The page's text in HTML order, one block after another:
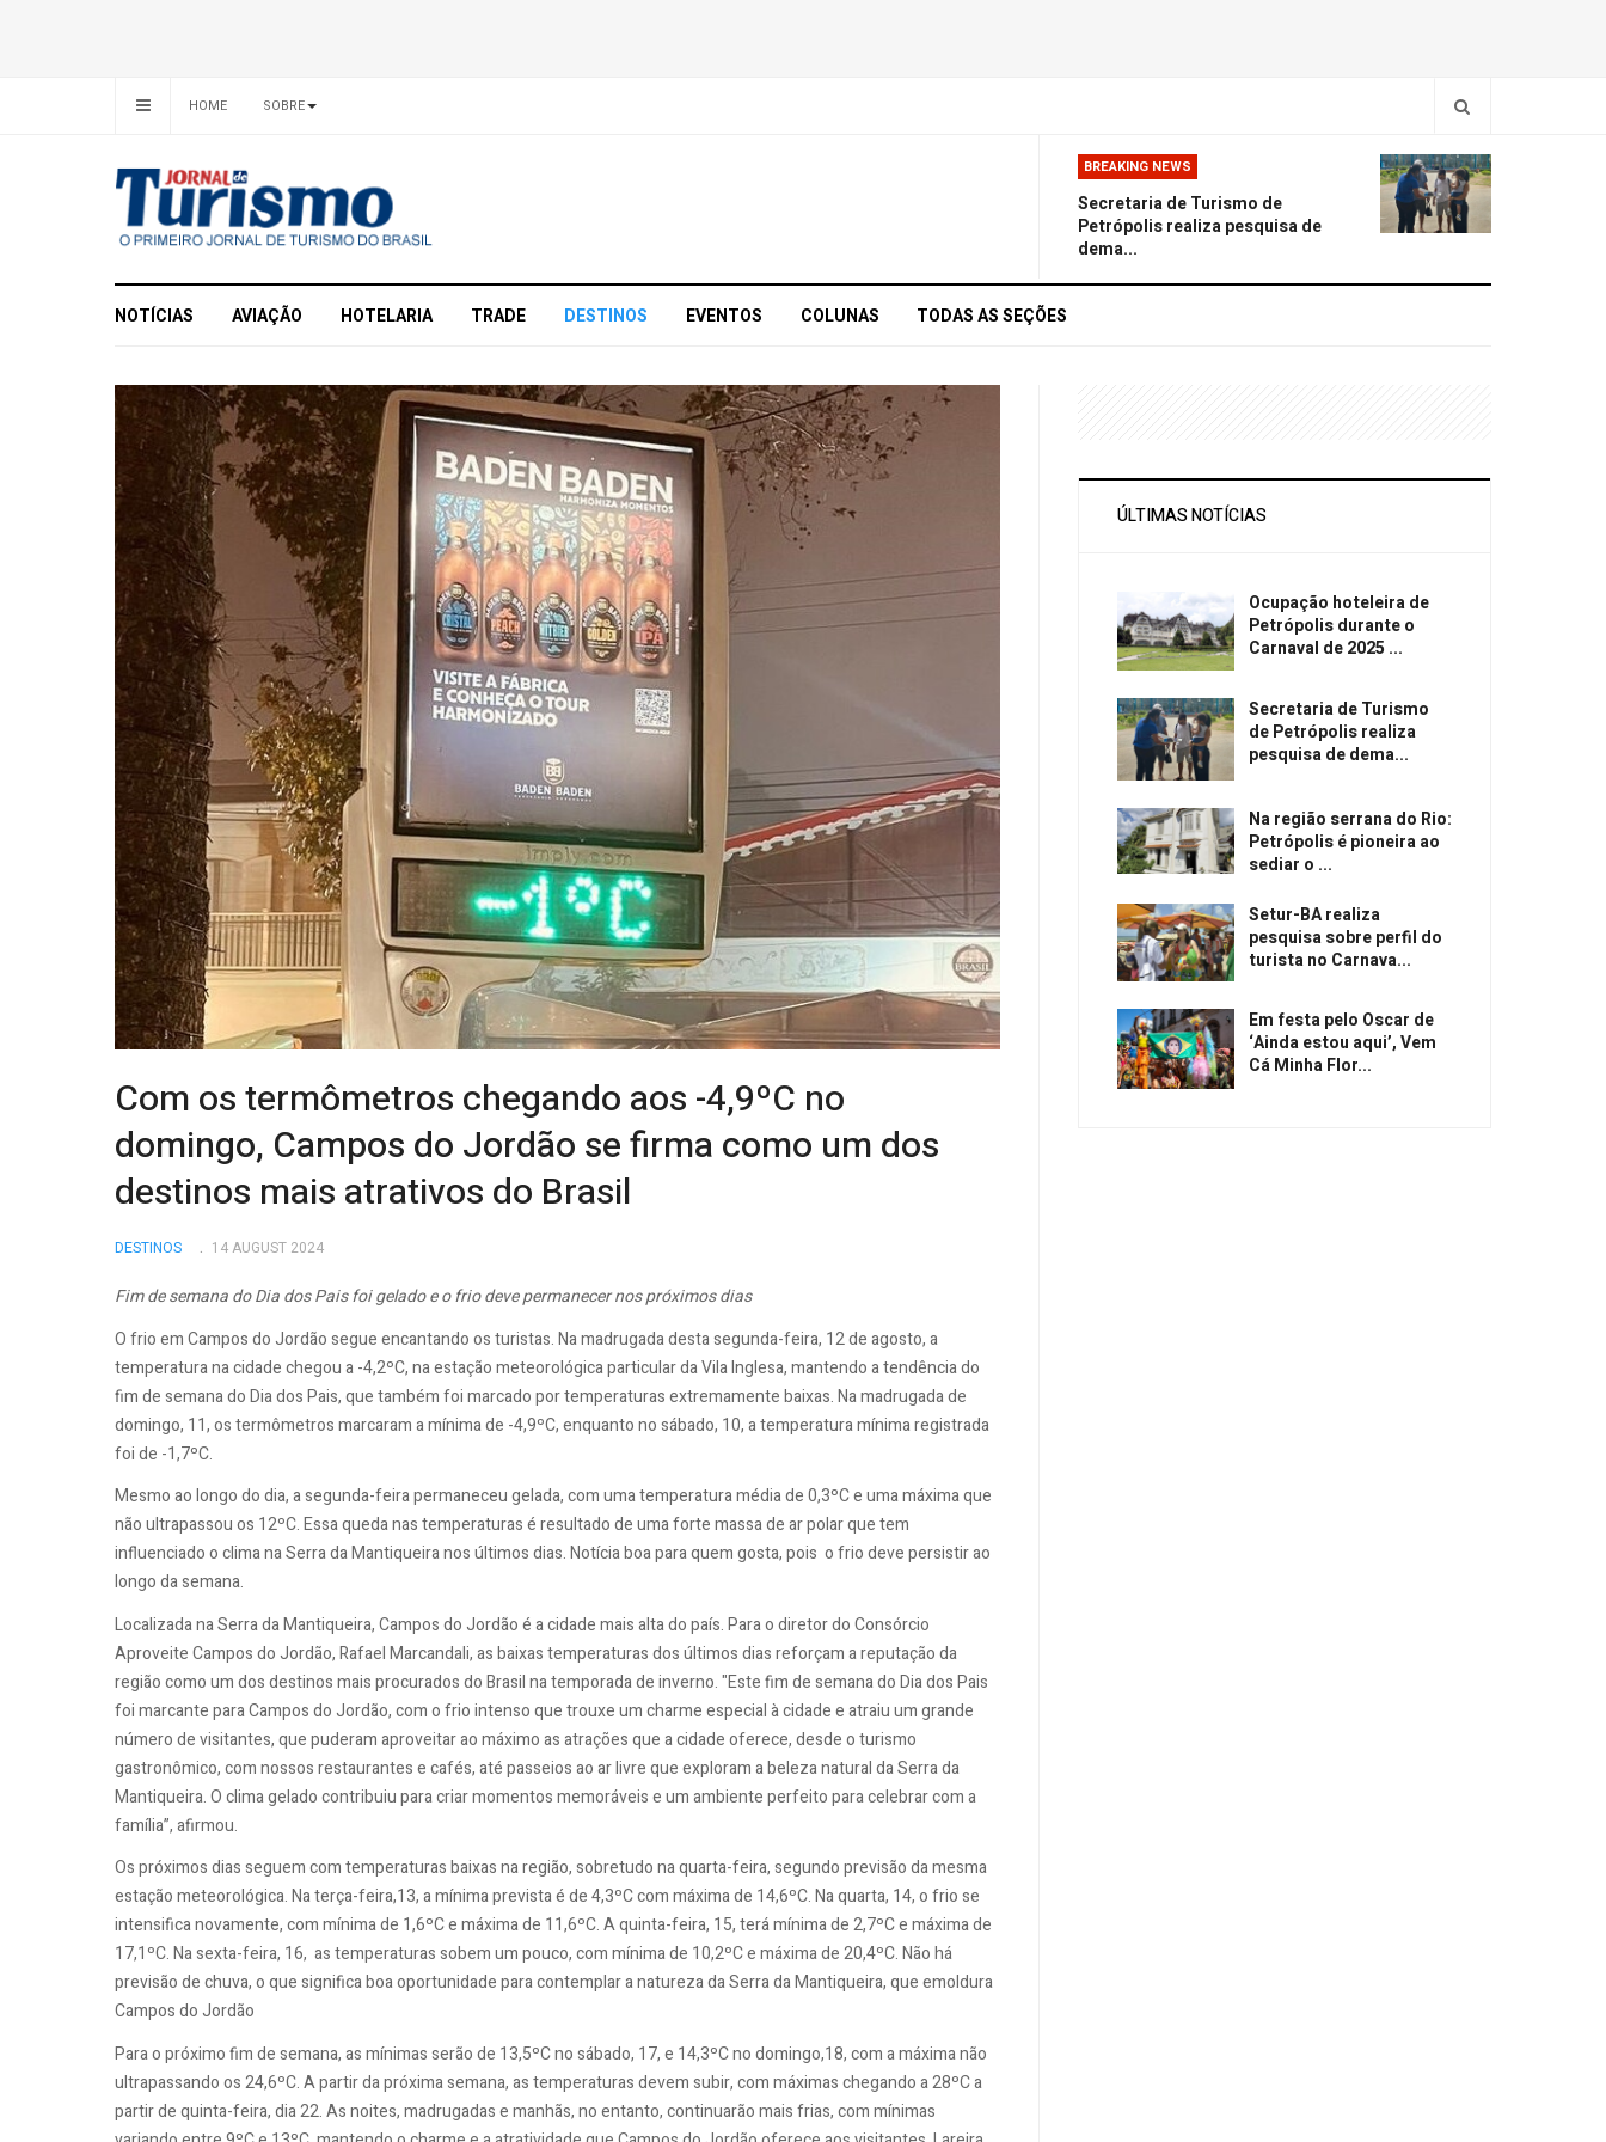
HOME SOBRE
BREAKING NEWS
Secretaria de Turismo de
Petrópolis realiza pesquisa de
dema...
NOTÍCIAS AVIAÇÃO HOTELARIA TRADE DESTINOS EVENTOS COLUNAS TODAS AS SEÇÕES
Com os termômetros chegando aos -4,9ºC no
domingo, Campos do Jordão se firma como um dos
destinos mais atrativos do Brasil
DESTINOS 14 AUGUST 2024
Fim de semana do Dia dos Pais foi gelado e o frio deve permanecer nos próximos dias
O frio em Campos do Jordão segue encantando os turistas. Na madrugada desta segunda-feira, 12 de agosto, a
temperatura na cidade chegou a -4,2ºC, na estação meteorológica particular da Vila Inglesa, mantendo a tendência do
fim de semana do Dia dos Pais, que também foi marcado por temperaturas extremamente baixas. Na madrugada de
domingo, 11, os termômetros marcaram a mínima de -4,9ºC, enquanto no sábado, 10, a temperatura mínima registrada
foi de -1,7ºC.
Mesmo ao longo do dia, a segunda-feira permaneceu gelada, com uma temperatura média de 0,3ºC e uma máxima que
não ultrapassou os 12ºC. Essa queda nas temperaturas é resultado de uma forte massa de ar polar que tem
influenciado o clima na Serra da Mantiqueira nos últimos dias. Notícia boa para quem gosta, pois o frio deve persistir ao
longo da semana.
Localizada na Serra da Mantiqueira, Campos do Jordão é a cidade mais alta do país. Para o diretor do Consórcio
Aproveite Campos do Jordão, Rafael Marcandali, as baixas temperaturas dos últimos dias reforçam a reputação da
região como um dos destinos mais procurados do Brasil na temporada de inverno. "Este fim de semana do Dia dos Pais
foi marcante para Campos do Jordão, com o frio intenso que trouxe um charme especial à cidade e atraiu um grande
número de visitantes, que puderam aproveitar ao máximo as atrações que a cidade oferece, desde o turismo
gastronômico, com nossos restaurantes e cafés, até passeios ao ar livre que exploram a beleza natural da Serra da
Mantiqueira. O clima gelado contribuiu para criar momentos memoráveis e um ambiente perfeito para celebrar com a
família”, afirmou.
Os próximos dias seguem com temperaturas baixas na região, sobretudo na quarta-feira, segundo previsão da mesma
estação meteorológica. Na terça-feira,13, a mínima prevista é de 4,3ºC com máxima de 14,6ºC. Na quarta, 14, o frio se
intensifica novamente, com mínima de 1,6ºC e máxima de 11,6ºC. A quinta-feira, 15, terá mínima de 2,7ºC e máxima de
17,1ºC. Na sexta-feira, 16, as temperaturas sobem um pouco, com mínima de 10,2ºC e máxima de 20,4ºC. Não há
previsão de chuva, o que significa boa oportunidade para contemplar a natureza da Serra da Mantiqueira, que emoldura
Campos do Jordão
Para o próximo fim de semana, as mínimas serão de 13,5ºC no sábado, 17, e 14,3ºC no domingo,18, com a máxima não
ultrapassando os 24,6ºC. A partir da próxima semana, as temperaturas devem subir, com máximas chegando a 28ºC a
partir de quinta-feira, dia 22. As noites, madrugadas e manhãs, no entanto, continuarão mais frias, com mínimas
ÚLTIMAS NOTÍCIAS
Ocupação hoteleira de
Petrópolis durante o
Carnaval de 2025 ...
Secretaria de Turismo
de Petrópolis realiza
pesquisa de dema...
Na região serrana do Rio:
Petrópolis é pioneira ao
sediar o ...
Setur-BA realiza
pesquisa sobre perfil do
turista no Carnava...
Em festa pelo Oscar de
‘Ainda estou aqui’, Vem
Cá Minha Flor...